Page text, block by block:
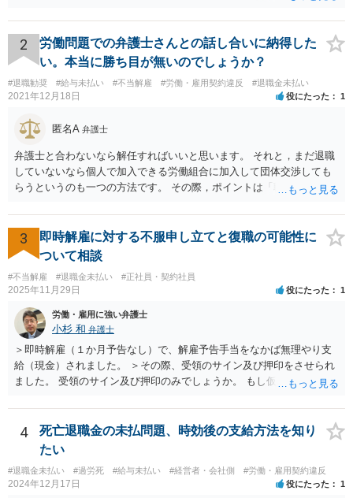
産管財人等に倒産の事実等を証明してもらう必要あり。 •事実上の倒産
（中小企業について、事業活動が停止し、再開する見込みがなく、賃
金支払能力がない場合） → 労働基準監督署長の認定が必要。 (2) 労働
者が、倒産について裁判所への申立て等（法律上の倒産の場合）又は
労働基準監督署への認定申請（事実上の倒産の場合）が行われた日の
６か月前の日から２年の間に退職した者であること 事実上の倒産の場
合、そもそも、労働基準監督署長の認定を要するため、申請•認定に相
応の時間を要します。また、事業活動の停止•再開見込み等につき会社
側の抵抗が予想され、認定に至らない事態も想定されます。 また、労
働基準監督署へ申告なされているとのことですが、労働基準監督署が
行うのは、原則として、会社への指導や是正勧告のため、未払い賃金
の支払いを会社に強制する措置までは行うことができないという実情
があります。 そのため、退職の意思を既に会社に表明しているのであ
れば、未払賃金の支払を求める労働審判や労働訴訟などの方法に切り
替えることを検討された方が適切なように思います（とろうとされて
いる主題と会社の実態とがマッチしていないように思われます）。 一
度、雇用契約書や就業規則などを持参の上、弁護士に直接相談されて
みてはいかがでしょうか。
2
労働問題での弁護士さんとの話し合いに納得した
い。本当に勝ち目が無いのでしょうか？
#退職勧奨 #給与未払い #不当解雇 #労働・雇用契約違反 #退職金未払い
2021年12月18日 役にたった 1
匿名A 弁護士
弁護士と合わないなら解任すればいいと思います。 それと，まだ退職
していないなら個人で加入できる労働組合に加入して団体交渉しても
らうというのも一つの方法です。 その際，ポイントは「職場復帰の労
ません。 「北海道 個人加盟 労働組合」と検索すると相談窓口が出
てきますので一度相談してみてはどうでしょうか。
3
即時解雇に対する不服申し立てと復職の可能性に
ついて相談
#不当解雇 #退職金未払い #正社員・契約社員
2025年11月29日 役にたった 1
労働・雇用に強い弁護士
小杉 和 弁護士
＞即時解雇（１か月予告なし）で、解雇予告手当をなかば無理やり支
給（現金）されました。 ＞その際、受領のサイン及び押印をさせられ
ました。 受領のサイン及び押印のみでしょうか。 もし仮に自らの意思
は相当苦しいスタートになり、最悪解雇を争えなくなります。 もしそ
うでなければ争う余地はあるでしょう。ただ解雇予告手当を受け取っ
てしまっている事実もあり、その点不利であることは確かです。 その
一方で、一般論ですが、解雇は会社にとってハードルが高く、また懲
戒処分としての解雇はさらにハードルが高まります。 例えば、今回の
懲戒解雇の言渡しの前に人事部あるいは幹部との面談等ありましたで
4
死亡退職金の未払問題、時効後の支給方法を知り
たい
#退職金未払い #過労死 #給与未払い #経営者・会社側 #労働・雇用契約違反
2024年12月17日 役にたった 1